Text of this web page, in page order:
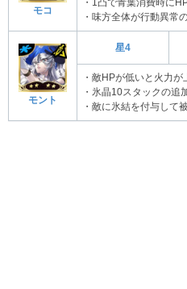
モコ
・1凸で青葉消費時に
・味方全体が行動異常
モント
星4
・敵HPが低いと火力
・氷晶10スタックの追
・敵に氷結を付与して